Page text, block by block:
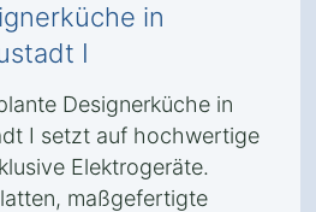
in
I
Designerküche in
I setzt auf hochwertige
Elektrogeräte.
maßgefertigte